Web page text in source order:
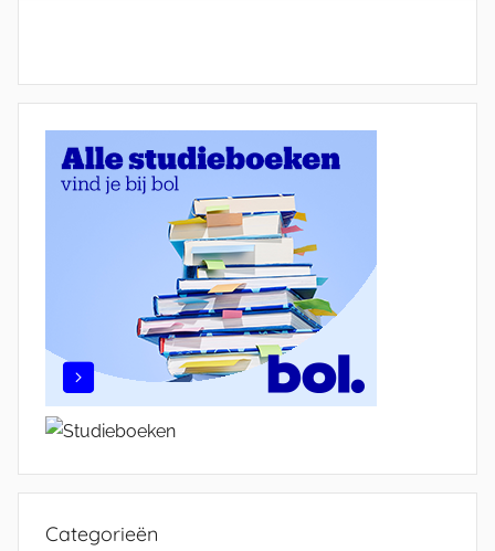
Categorieën